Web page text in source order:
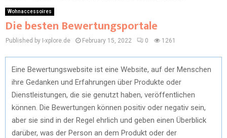
Wohnaccessoires
Die besten Bewertungsportale
Published by I-xplore.de February 15, 2022 0 1261
Eine Bewertungswebsite ist eine Website, auf der Menschen
ihre Gedanken und Erfahrungen über Produkte oder
Dienstleistungen, die sie genutzt haben, veröffentlichen
können. Die Bewertungen können positiv oder negativ sein,
aber sie sind in der Regel ehrlich und geben einen Überblick
darüber, was der Person an dem Produkt oder der